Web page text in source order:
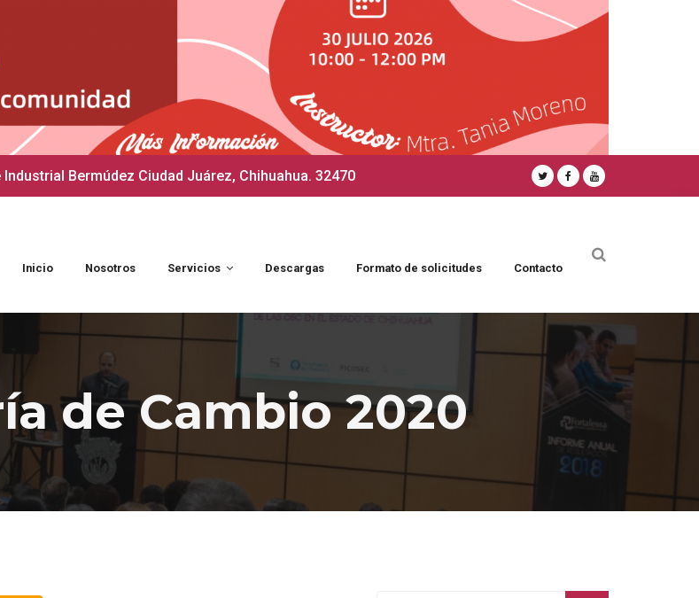
Bermúdez Ciudad Juárez, Chihuahua. 32470
Inicio Nosotros Servicios Descargas Formato de solicitudes Contacto
de Cambio 2020